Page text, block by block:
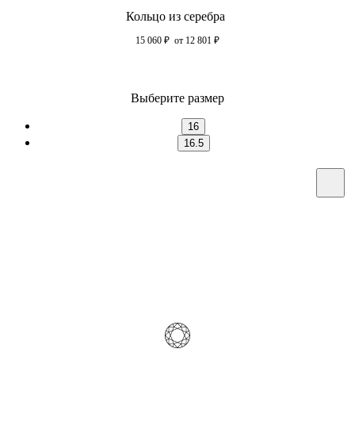
Кольцо из серебра
15 060 ₽ от 12 801 ₽
Выберите размер
16
16.5